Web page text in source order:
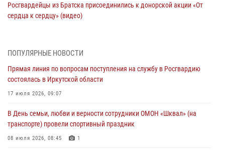
Росгвардейцы из Братска присоединились к донорской акции «От
сердца к сердцу» (видео)
Сотрудники Росгвардии нашли и вернули родственникам
30 июля 2026, 07:37
Росгвардия передала на нужды СВО более 200 единиц оружия от
30 июля 2026, 06:13
При силовой поддержке СОБР Росгвардии в Иркутской области
ПОПУЛЯРНЫЕ НОВОСТИ
Прямая линия по вопросам поступления на службу в Росгвардию
состоялась в Иркутской области
17 июля 2026, 09:07
В День семьи, любви и верности сотрудники ОМОН «Шквал» (на
транспорте) провели спортивный праздник
08 июля 2026, 08:45 1